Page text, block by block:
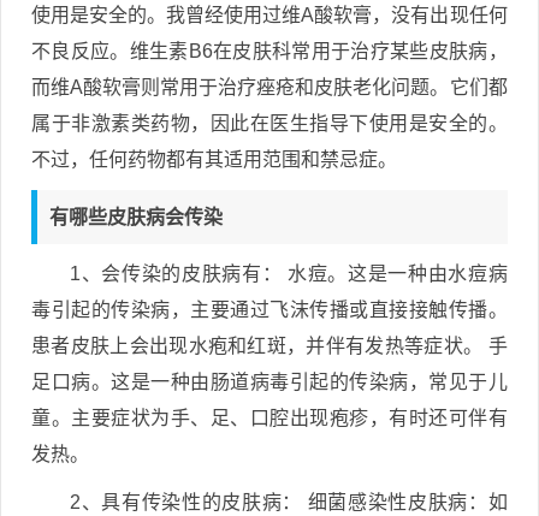
使用是安全的。我曾经使用过维A酸软膏，没有出现任何
不良反应。维生素B6在皮肤科常用于治疗某些皮肤病，
而维A酸软膏则常用于治疗痤疮和皮肤老化问题。它们都
属于非激素类药物，因此在医生指导下使用是安全的。
不过，任何药物都有其适用范围和禁忌症。
有哪些皮肤病会传染
1、会传染的皮肤病有： 水痘。这是一种由水痘病
毒引起的传染病，主要通过飞沫传播或直接接触传播。
患者皮肤上会出现水疱和红斑，并伴有发热等症状。 手
足口病。这是一种由肠道病毒引起的传染病，常见于儿
童。主要症状为手、足、口腔出现疱疹，有时还可伴有
发热。
2、具有传染性的皮肤病： 细菌感染性皮肤病：如